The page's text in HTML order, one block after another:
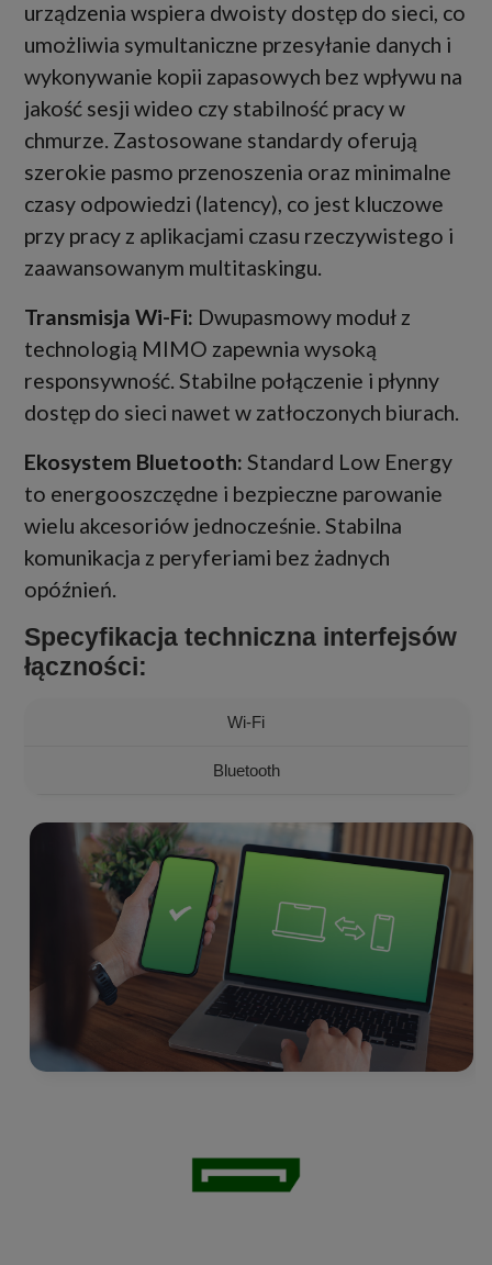
urządzenia wspiera dwoisty dostęp do sieci, co
umożliwia symultaniczne przesyłanie danych i
wykonywanie kopii zapasowych bez wpływu na
jakość sesji wideo czy stabilność pracy w
chmurze. Zastosowane standardy oferują
szerokie pasmo przenoszenia oraz minimalne
czasy odpowiedzi (latency), co jest kluczowe
przy pracy z aplikacjami czasu rzeczywistego i
zaawansowanym multitaskingu.
Transmisja Wi-Fi: Dwupasmowy moduł z
technologią MIMO zapewnia wysoką
responsywność. Stabilne połączenie i płynny
dostęp do sieci nawet w zatłoczonych biurach.
Ekosystem Bluetooth: Standard Low Energy
to energooszczędne i bezpieczne parowanie
wielu akcesoriów jednocześnie. Stabilna
komunikacja z peryferiami bez żadnych
opóźnień.
Specyfikacja techniczna interfejsów
łączności:
Wi-Fi
Bluetooth